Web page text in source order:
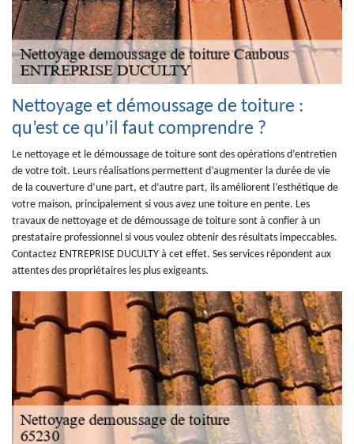
Nettoyage et démoussage de toiture :
qu’est ce qu’il faut comprendre ?
Le nettoyage et le démoussage de toiture sont des opérations d’entretien
de votre toit. Leurs réalisations permettent d’augmenter la durée de vie
de la couverture d’une part, et d’autre part, ils améliorent l’esthétique de
votre maison, principalement si vous avez une toiture en pente. Les
travaux de nettoyage et de démoussage de toiture sont à confier à un
prestataire professionnel si vous voulez obtenir des résultats impeccables.
Contactez ENTREPRISE DUCULTY à cet effet. Ses services répondent aux
attentes des propriétaires les plus exigeants.